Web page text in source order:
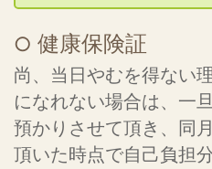
健康保険証
尚、当日やむを得ない
になれない場合は、一
預かりさせて頂き、同
頂いた時点で自己負担